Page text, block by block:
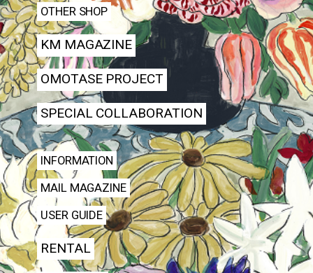
OTHER SHOP
KM MAGAZINE
OMOTASE PROJECT
SPECIAL COLLABORATION
INFORMATION
MAIL MAGAZINE
USER GUIDE
RENTAL